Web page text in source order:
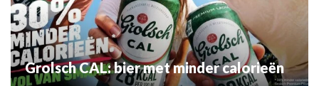
Grolsch CAL: bier met minder calorieën